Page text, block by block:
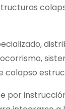
colapso
por